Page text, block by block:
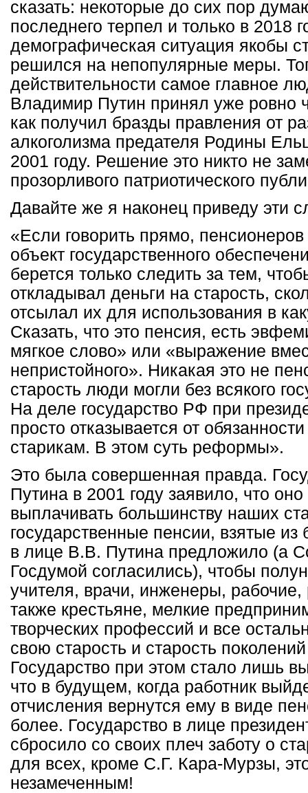
сказать: некоторые до сих пор
последнего терпел и только в 2018
демографическая ситуация якобы
решился на непопулярные меры.
действительности самое главное
Владимир Путин принял уже ровно
как получил бразды правления от
алкоголизма предателя Родины
2001 году. Решение это никто не
прозорливого патриотического
Давайте же я наконец приведу эти
«Если говорить прямо,
объект государственного
берется только следить за тем,
откладывал деньги на старость,
отсылал их для использования в
Сказать, что это пенсия, есть
мягкое слово» или «выражение
непристойного». Никакая это не
старость люди могли без всякого
На деле государство РФ при
просто отказывается от
старикам. В этом суть реформы».
Это была совершенная правда.
Путина в 2001 году заявило, что
выплачивать большинству наших
государственные пенсии, взятые из
в лице В.В. Путина предложило (а
Госдумой согласились), чтобы
учителя, врачи, инженеры, рабочие,
также крестьяне, мелкие
творческих профессий и все
свою старость и старость
Государство при этом стало лишь
что в будущем, когда работник
отчисления вернутся ему в виде
более. Государство в лице
сбросило со своих плеч заботу о
для всех, кроме С.Г. Кара-Мурзы,
незамеченным!